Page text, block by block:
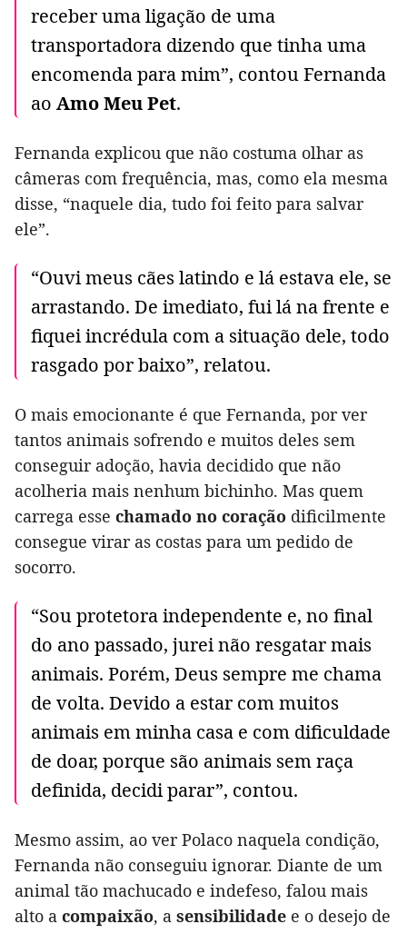
receber uma ligação de uma
transportadora dizendo que tinha uma
encomenda para mim”, contou Fernanda
ao Amo Meu Pet.
Fernanda explicou que não costuma olhar as
câmeras com frequência, mas, como ela mesma
disse, “naquele dia, tudo foi feito para salvar
ele”.
“Ouvi meus cães latindo e lá estava ele, se
arrastando. De imediato, fui lá na frente e
fiquei incrédula com a situação dele, todo
rasgado por baixo”, relatou.
O mais emocionante é que Fernanda, por ver
tantos animais sofrendo e muitos deles sem
conseguir adoção, havia decidido que não
acolheria mais nenhum bichinho. Mas quem
carrega esse chamado no coração dificilmente
consegue virar as costas para um pedido de
socorro.
“Sou protetora independente e, no final
do ano passado, jurei não resgatar mais
animais. Porém, Deus sempre me chama
de volta. Devido a estar com muitos
animais em minha casa e com dificuldade
de doar, porque são animais sem raça
definida, decidi parar”, contou.
Mesmo assim, ao ver Polaco naquela condição,
Fernanda não conseguiu ignorar. Diante de um
animal tão machucado e indefeso, falou mais
alto a compaixão, a sensibilidade e o desejo de